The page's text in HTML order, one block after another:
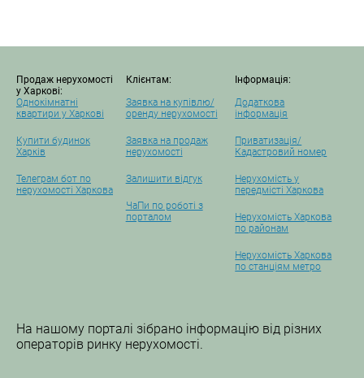
Продаж нерухомості
у Харкові:
Однокімнатні
квартири у Харкові
Купити будинок
Харків
Телеграм бот по
нерухомості Харкова
Клієнтам:
Заявка на купівлю/
оренду нерухомості
Заявка на продаж
нерухомості
Залишити відгук
ЧаПи по роботі з
порталом
Інформація:
Додаткова
інформація
Приватизація/
Кадастровий номер
Нерухомість у
передмісті Харкова
Нерухомість Харкова
по районам
Нерухомість Харкова
по станціям метро
На нашому порталі зібрано інформацію від різних
операторів ринку нерухомості.